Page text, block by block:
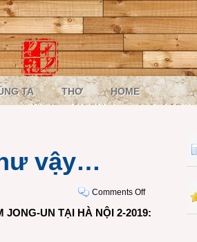
TA THƠ HOME
vậy…
Comments Offon
tiếc
UN TẠI HÀ NỘI 2-2019: